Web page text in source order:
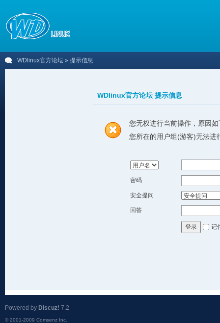
WDlinux官方论坛 » 提示信息
WDlinux官方论坛 提示信息
您无权进行当前操作，原因如
您所在的用户组(游客)无法进
密码
安全提问
回答
登录 记
Powered by Discuz! 7.2
© 2001-2009 Comsenz Inc.